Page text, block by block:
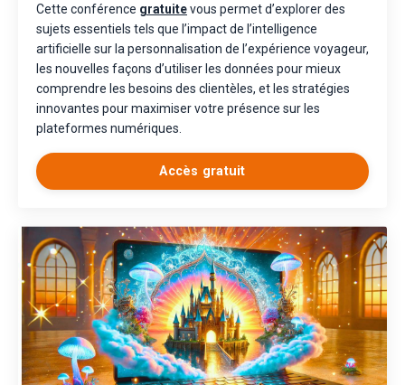
Cette conférence gratuitevous permet d’explorer des
sujets essentiels tels que l’impact de l’intelligence
artificielle sur la personnalisation de l’expérience voyageur,
les nouvelles façons d’utiliser les données pour mieux
comprendre les besoins des clientèles, et les stratégies
innovantes pour maximiser votre présence sur les
plateformes numériques.
Accès gratuit